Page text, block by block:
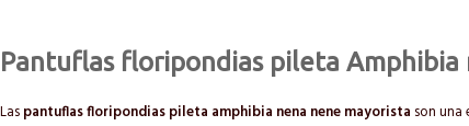
Pantuflas floripondias pileta Amphibia
Laspantuflas floripondias pileta amphibia nena nene mayorista son